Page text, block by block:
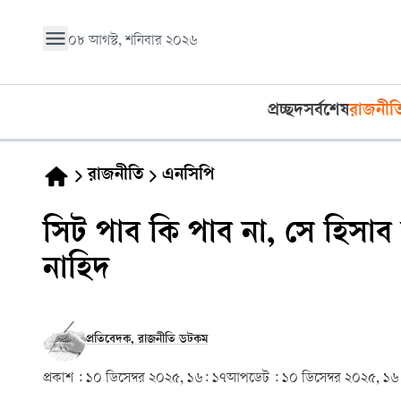
০৮ আগস্ট, শনিবার ২০২৬
প্রচ্ছদসর্বশেষ
রাজনীতি এনসিপি
সিট পাব কি পাব না, সে হিসাব
নাহিদ
প্রতিবেদক, রাজনীতি ডটকম
প্রকাশ : ১০ ডিসেম্বর ২০২৫, ১৬: ১৭আপডেট : ১০ ডিসেম্বর ২০২৫,